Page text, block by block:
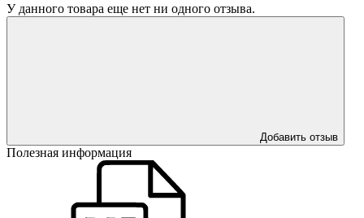
У данного товара еще нет ни одного отзыва.
Добавить отзыв
Полезная информация